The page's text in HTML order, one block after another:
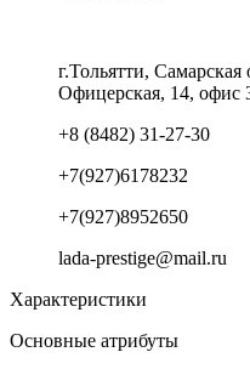
г.Тольятти,
Офицерская, 14, офис
+8 (8482) 31-27-30
+7(927)6178232
+7(927)8952650
lada-prestige@mail.ru
Характеристики
Основные атрибуты